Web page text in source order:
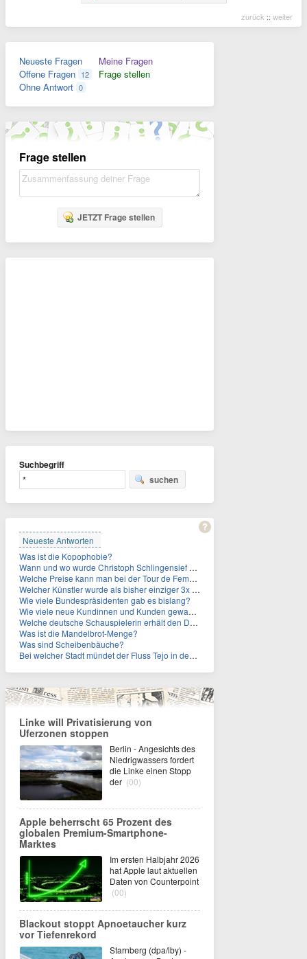
zurück :: weiter
Neueste Fragen
Offene Fragen 12
Ohne Antwort 0
Meine Fragen
Frage stellen
Frage stellen
JETZT Frage stellen
Suchbegriff
suchen
Neueste Antworten
Was ist die Kopophobie?
Wann und wo wurde Christoph Schlingensief geboren?
Welche Preise kann man bei der Tour de Femmes 2026 gewinnen?
Welcher Künstler wurde als bisher einziger 3x in die Rock and Roll Hall of Fame aufgenommen?
Wie viele Bundespräsidenten gab es bislang?
Wie viele neue Kundinnen und Kunden gewann MagentaTV allein durch die WM hinzu?
Welche deutsche Schauspielerin erhält den Deutschen Kulturpolitikpreis?
Was ist die Mandelbrot-Menge?
Was sind Scheibenbäuche?
Bei welcher Stadt mündet der Fluss Tejo in den Atlantik?
Linke will Privatisierung von
Uferzonen stoppen
Berlin - Angesichts des
Niedrigwassers fordert
die Linke einen Stopp
der (00)
Apple beherrscht 65 Prozent des
globalen Premium-Smartphone-
Marktes
Im ersten Halbjahr 2026
hat Apple laut aktuellen
Daten von Counterpoint
(00)
Blackout stoppt Apnoetaucher kurz
vor Tiefenrekord
Starnberg (dpa/lby) -